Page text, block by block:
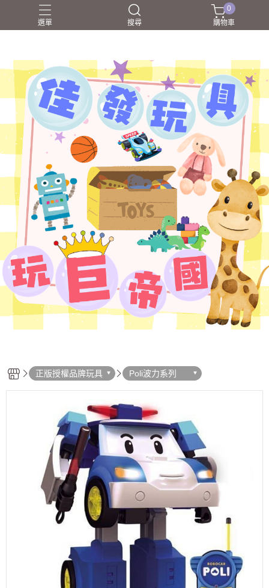
選單 搜尋
NERF射擊玩具 家家酒
戰鬥陀螺BEYBLADEX
益智挑戰
盲盒
0
購物車
正版授權品牌玩具 Poli波力系列